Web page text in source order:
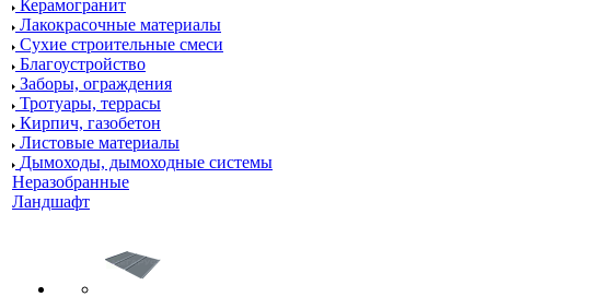
Керамогранит
Лакокрасочные материалы
Сухие строительные смеси
Благоустройство
Заборы, ограждения
Тротуары, террасы
Кирпич, газобетон
Листовые материалы
Дымоходы, дымоходные системы
Неразобранные
Ландшафт